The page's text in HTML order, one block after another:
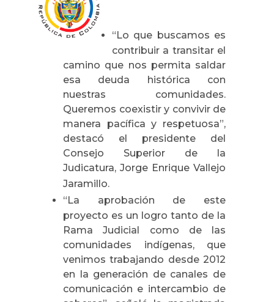
“Lo que buscamos es
contribuir a transitar el
camino que nos permita saldar
esa deuda histórica con
nuestras comunidades.
Queremos coexistir y convivir de
manera pacífica y respetuosa”,
destacó el presidente del
Consejo Superior de la
Judicatura, Jorge Enrique Vallejo
Jaramillo.
“La aprobación de este
proyecto es un logro tanto de la
Rama Judicial como de las
comunidades indígenas, que
venimos trabajando desde 2012
en la generación de canales de
comunicación e intercambio de